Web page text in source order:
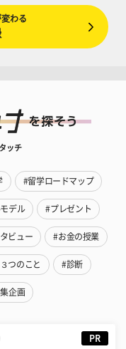
わる
ッチ
#留学ロードマップ
デル #プレゼント
ビュー #お金の授業
つのこと #診断
企画
PR